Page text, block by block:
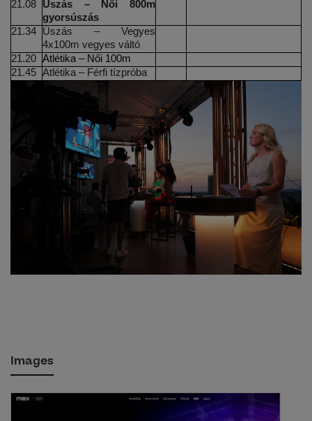
21.08
Úszás – Női 800m
gyorsúszás
21.34
Úszás – Vegyes
4x100m vegyes váltó
21.20 Atlétika – Női 100m
21.45 Atlétika – Férfi tízpróba
Images